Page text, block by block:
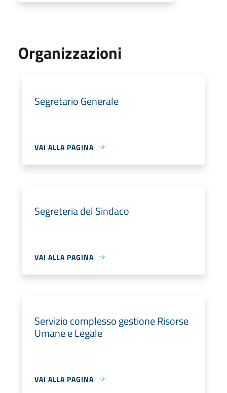
Organizzazioni
Segretario Generale
VAI ALLA PAGINA
Segreteria del Sindaco
VAI ALLA PAGINA
Servizio complesso gestione Risorse
Umane e Legale
VAI ALLA PAGINA